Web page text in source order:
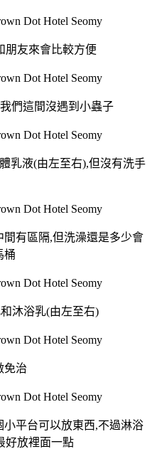
朋友來會比較方便
們這間沒遇到小蟲子
乳液(由左至右),但沒有洗手
有區隔,但洗澡還是多少會
桶
沐浴乳(由左至右)
免治
平台可以放東西,不過淋浴
好放裡面一點